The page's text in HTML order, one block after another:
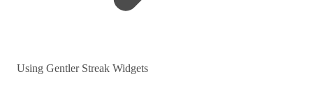
Using Gentler Streak Widgets